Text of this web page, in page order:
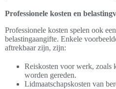
Professionele kosten en
Professionele kosten spelen ook
belastingaangifte. Enkele
aftrekbaar zijn, zijn:
Reiskosten voor werk, zoals
worden gereden.
Lidmaatschapskosten van